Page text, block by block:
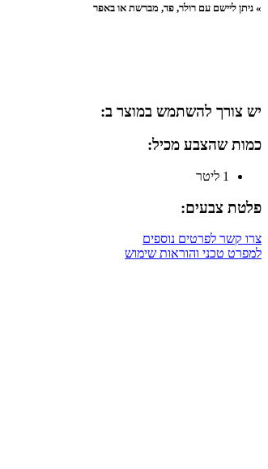
» ניתן ליישם עם רולר, פד, מברשת או באפר
יש צורך להשתמש במוצר ב:
כמות שהצבע מכיל:
1 ליטר
פלטת צבעים:
צרו קשר לפרטים נוספים
למפרט טכני והוראות שימוש